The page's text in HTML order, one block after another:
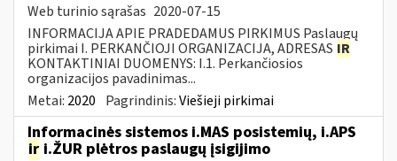
Web turinio sąrašas 2020-07-15
INFORMACIJA APIE PRADEDAMUS PIRKIMUS Paslaugų
pirkimai I. PERKANČIOJI ORGANIZACIJA, ADRESAS IR
KONTAKTINIAI DUOMENYS: I.1. Perkančiosios
organizacijos pavadinimas...
Metai: 2020 Pagrindinis:Viešieji pirkimai
Informacinės sistemos i.MAS posistemių, i.APS
ir i.ŽUR plėtros paslaugų įsigijimo